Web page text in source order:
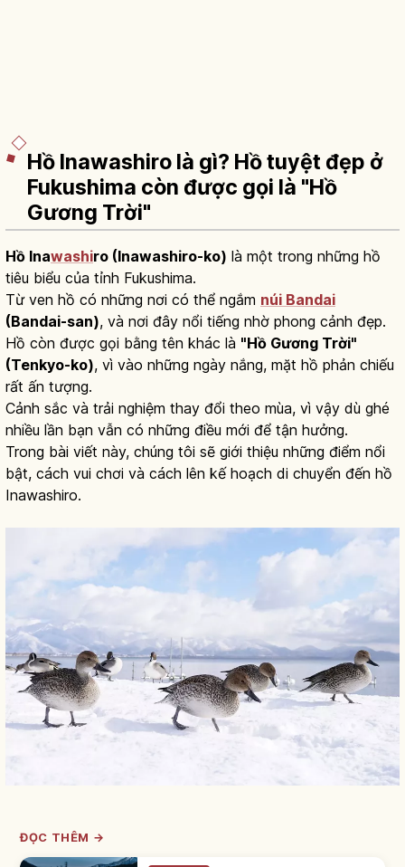
Hồ Inawashiro là gì? Hồ tuyệt đẹp ở
Fukushima còn được gọi là "Hồ
Gương Trời"
Hồ Inawashiro (Inawashiro-ko) là một trong những hồ
tiêu biểu của tỉnh Fukushima.
Từ ven hồ có những nơi có thể ngắm núi Bandai
(Bandai-san), và nơi đây nổi tiếng nhờ phong cảnh đẹp.
Hồ còn được gọi bằng tên khác là "Hồ Gương Trời"
(Tenkyo-ko), vì vào những ngày nắng, mặt hồ phản chiếu
rất ấn tượng.
Cảnh sắc và trải nghiệm thay đổi theo mùa, vì vậy dù ghé
nhiều lần bạn vẫn có những điều mới để tận hưởng.
Trong bài viết này, chúng tôi sẽ giới thiệu những điểm nổi
bật, cách vui chơi và cách lên kế hoạch di chuyển đến hồ
Inawashiro.
ĐỌC THÊM →